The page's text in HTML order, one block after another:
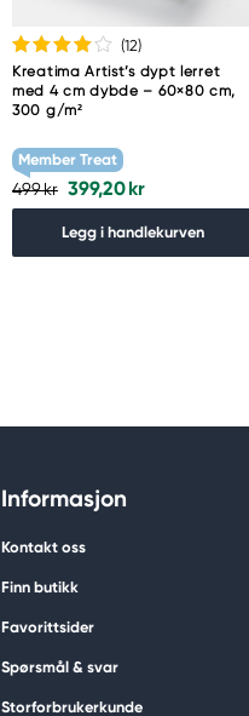
(12)
Kreatima Artist’s dypt lerret
med 4 cm dybde – 60×80 cm,
300 g/m²
Member Treat
499 kr 399,20 kr
Legg i handlekurven
Informasjon
Kontakt oss
Finn butikk
Favorittsider
Spørsmål & svar
Storforbrukerkunde